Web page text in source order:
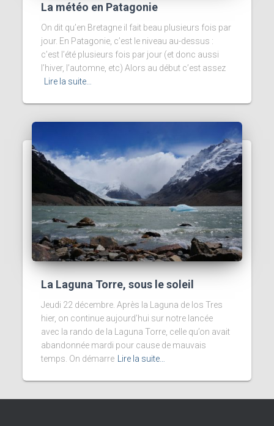
La météo en Patagonie
On dit qu’en Bretagne il fait beau plusieurs fois par
jour. En Patagonie, c’est le niveau au-dessus :
c’est l’été plusieurs fois par jour (et donc aussi
l’hiver, l’automne, etc) Alors au début c’est assez
Lire la suite…
La Laguna Torre, sous le soleil
Jeudi 22 décembre. Après la Laguna de los Tres
hier, on continue aujourd’hui sur notre lancée
avec la rando de la Laguna Torre, celle qu’on avait
abandonnée mardi pour cause de mauvais
temps. On démarre
Lire la suite…